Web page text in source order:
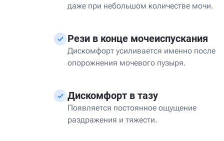
даже при небольшом количестве мочи.
Рези в конце мочеиспускания
Дискомфорт усиливается именно после
опорожнения мочевого пузыря.
Дискомфорт в тазу
Появляется постоянное ощущение
раздражения и тяжести.